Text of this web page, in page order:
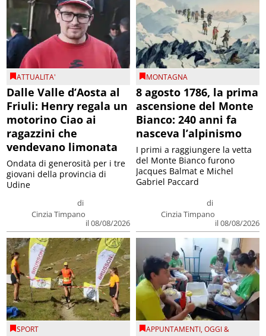
ATTUALITA'
Dalle Valle d’Aosta al
Friuli: Henry regala un
motorino Ciao ai
ragazzini che
vendevano limonata
di
Cinzia Timpano
il 08/08/2026
Ondata di generosità per i tre
giovani della provincia di
Udine
MONTAGNA
8 agosto 1786, la prima
ascensione del Monte
Bianco: 240 anni fa
nasceva l’alpinismo
di
Cinzia Timpano
il 08/08/2026
I primi a raggiungere la vetta
del Monte Bianco furono
Jacques Balmat e Michel
Gabriel Paccard
SPORT APPUNTAMENTI,OGGI &